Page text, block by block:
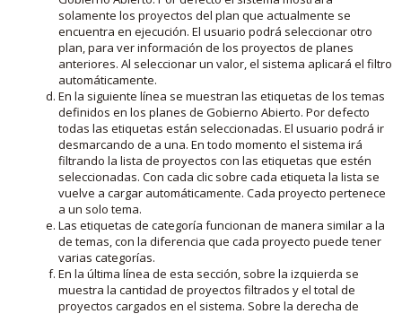
solamente los proyectos del plan que actualmente se
encuentra en ejecución. El usuario podrá seleccionar otro
plan, para ver información de los proyectos de planes
anteriores. Al seleccionar un valor, el sistema aplicará el filtro
automáticamente.
En la siguiente línea se muestran las etiquetas de los temas
definidos en los planes de Gobierno Abierto. Por defecto
todas las etiquetas están seleccionadas. El usuario podrá ir
desmarcando de a una. En todo momento el sistema irá
filtrando la lista de proyectos con las etiquetas que estén
seleccionadas. Con cada clic sobre cada etiqueta la lista se
vuelve a cargar automáticamente. Cada proyecto pertenece
a un solo tema.
Las etiquetas de categoría funcionan de manera similar a la
de temas, con la diferencia que cada proyecto puede tener
varias categorías.
En la última línea de esta sección, sobre la izquierda se
muestra la cantidad de proyectos filtrados y el total de
proyectos cargados en el sistema. Sobre la derecha de